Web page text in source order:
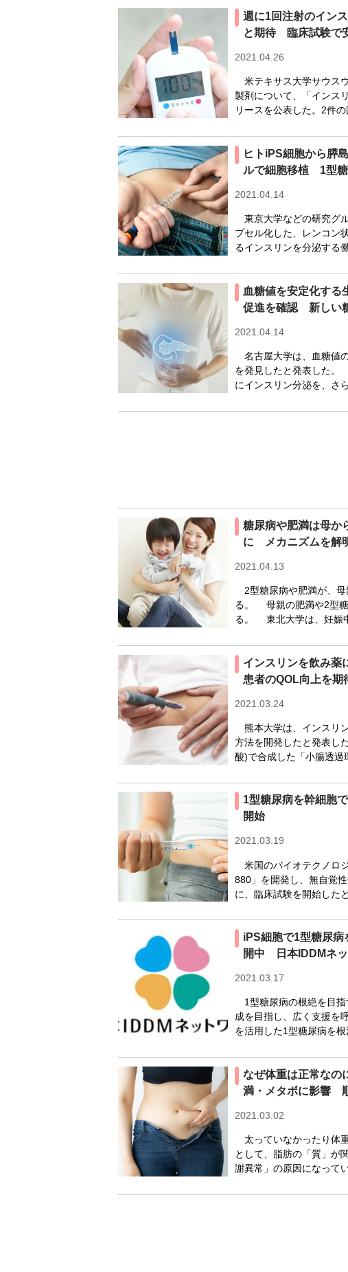
週に1回注射のイン
と期待 臨床試験で
2021.04.26
米テキサス大学サウス
製剤について、「インス
リースを公表した。2件
ヒトiPS細胞から膵
ルで細胞移植 1型
2021.04.14
東京大学などの研究グ
プセル化した、レンコン
るインスリンを分泌する
血糖値を安定化す
促進を確認 新しい
2021.04.14
名古屋大学は、血糖値
を発見したと発表した。
にインスリン分泌を、さ
糖尿病や肥満は母
に メカニズムを解
2021.04.13
2型糖尿病や肥満が、母
る。 母親の肥満や2型糖
る。 東北大学は、妊娠
インスリンを飲み
患者のQOL向上を
2021.03.24
熊本大学は、インスリ
方法を開発したと発表し
酸)で合成した「小腸透過
1型糖尿病を幹細胞
開始
2021.03.19
米国のバイオテクノロ
880」を開発し、無自覚
に、臨床試験を開始し
iPS細胞で1型糖尿
開中 日本IDDMネッ
2021.03.17
1型糖尿病の根絶を目指
成を目指し、広く支援を
を活用した1型糖尿病を
なぜ体重は正常な
満・メタボに影響
2021.03.02
太っていなかったり体
として、脂肪の「質」が
謝異常」の原因になって